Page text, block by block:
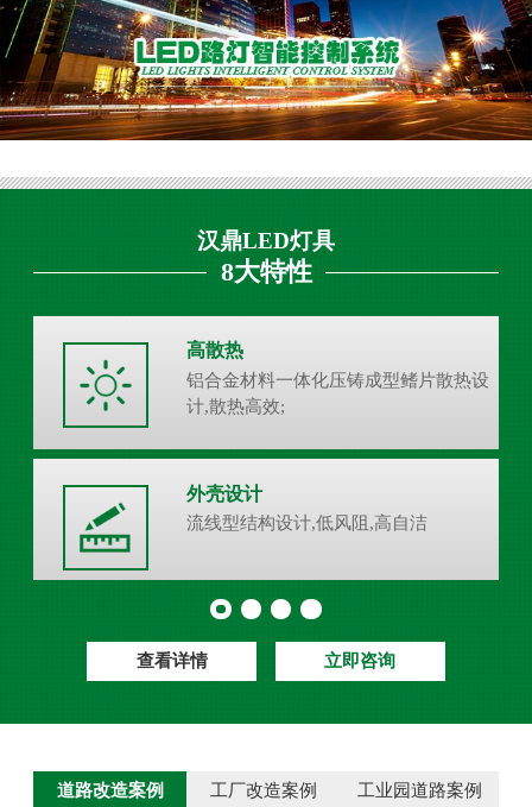
汉鼎LED灯具
8大特性
高散热
铝合金材料一体化压铸成型鳍片散热设
计,散热高效;
外壳设计
流线型结构设计,低风阻,高自洁
查看详情 立即咨询
道路改造案例 工厂改造案例 工业园道路案例